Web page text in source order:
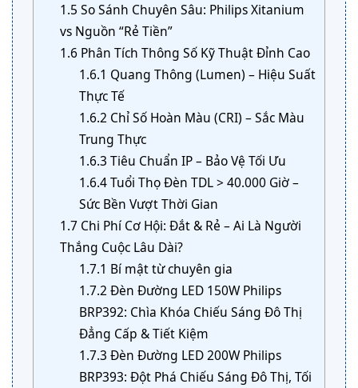
1.5 So Sánh Chuyên Sâu: Philips Xitanium
vs Nguồn “Rẻ Tiền”
1.6 Phân Tích Thông Số Kỹ Thuật Đỉnh Cao
1.6.1 Quang Thông (Lumen) – Hiệu Suất
Thực Tế
1.6.2 Chỉ Số Hoàn Màu (CRI) – Sắc Màu
Trung Thực
1.6.3 Tiêu Chuẩn IP – Bảo Vệ Tối Ưu
1.6.4Tuổi Thọ Đèn TDL > 40.000 Giờ –
Sức Bền Vượt Thời Gian
1.7 Chi Phí Cơ Hội: Đắt & Rẻ – Ai Là Người
Thắng Cuộc Lâu Dài?
1.7.1 Bí mật từ chuyên gia
1.7.2 Đèn Đường LED 150W Philips
BRP392: Chìa Khóa Chiếu Sáng Đô Thị
Đẳng Cấp & Tiết Kiệm
1.7.3 Đèn Đường LED 200W Philips
BRP393: Đột Phá Chiếu Sáng Đô Thị, Tối